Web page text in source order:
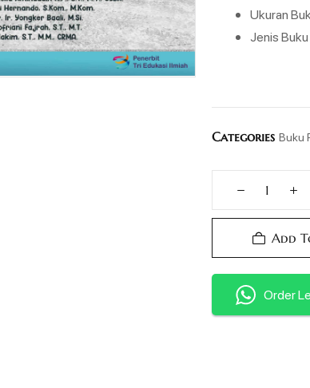
Ukuran
Jenis
Categories Buku
Add
Order